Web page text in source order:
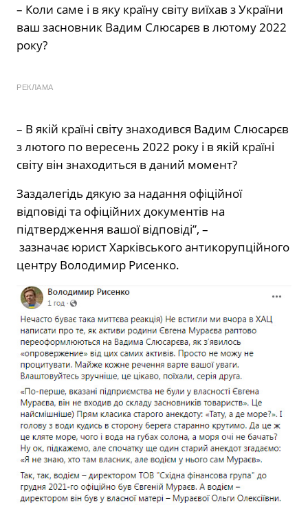
– Коли саме і в яку країну світу виїхав з України
ваш засновник Вадим Слюсарєв в лютому 2022
року?
РЕКЛАМА
– В якій країні світу знаходився Вадим Слюсарєв
з лютого по вересень 2022 року і в якій країні
світу він знаходиться в даний момент?
Заздалегідь дякую за надання офіційної
відповіді та офіційних документів на
підтвердження вашої відповіді”, –
зазначає юрист Харківського антикорупційного
центру Володимир Рисенко.